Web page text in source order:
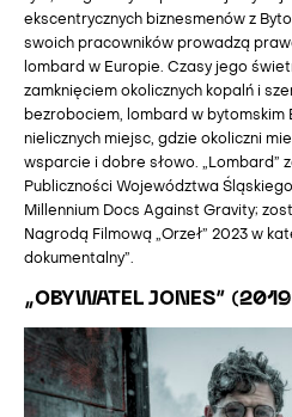
ekscentrycznych biznesmenów z
swoich pracowników prowadzą
lombard w Europie. Czasy jego
zamknięciem okolicznych kopalń i
bezrobociem, lombard w bytomskim
nielicznych miejsc, gdzie okoliczni
wsparcie i dobre słowo. „Lombard”
Publiczności Województwa
Millennium Docs Against Gravity;
Nagrodą Filmową „Orzeł” 2023 w
dokumentalny”.
„OBYWATEL JONES”